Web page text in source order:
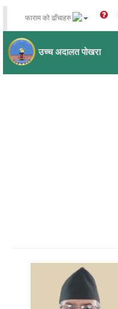
फाराम को ढाँचाहरु
उच्च अदालत पोखरा